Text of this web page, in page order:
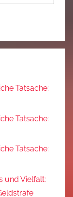
Tatsache:
Tatsache:
Tatsache:
und Vielfalt: